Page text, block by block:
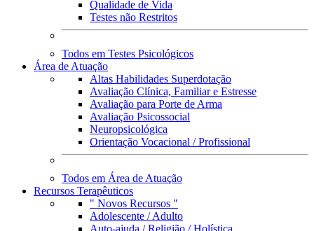
Qualidade de Vida
Testes não Restritos
Todos em Testes Psicológicos
Área de Atuação
Altas Habilidades Superdotação
Avaliação Clínica, Familiar e Estresse
Avaliação para Porte de Arma
Avaliação Psicossocial
Neuropsicológica
Orientação Vocacional / Profissional
Todos em Área de Atuação
Recursos Terapêuticos
" Novos Recursos "
Adolescente / Adulto
Auto-ajuda / Religião / Holística